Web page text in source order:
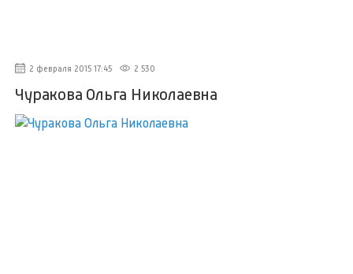
2 февраля 2015 17:45 2 530
Чуракова Ольга Николаевна